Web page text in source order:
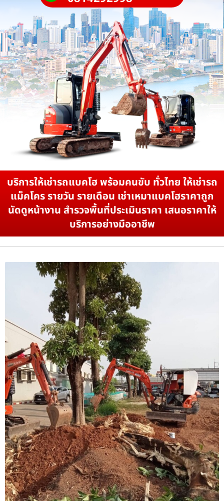
บริการให้เช่ารถแบคโฮ พร้อมคนขับ ทั่วไทย ให้เช่ารถ
แม็คโคร รายวัน รายเดือน เช่าเหมาแบคโฮราคาถูก
นัดดูหน้างาน สำรวจพื้นที่ประเมินราคา เสนอราคาให้
บริการอย่างมืออาชีพ